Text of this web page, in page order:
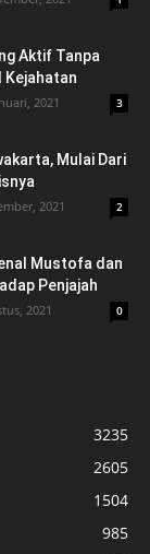
Aktif Tanpa
Kejahatan
2021 3
Mulai Dari
2021 2
Mustofa dan
Penjajah
2021 0
3235
2605
1504
985